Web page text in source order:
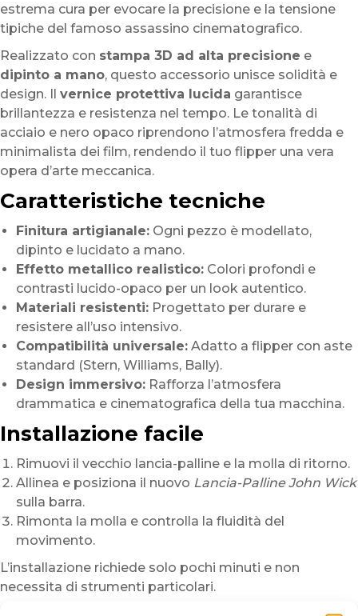
estrema cura per evocare la precisione e la tensione
tipiche del famoso assassino cinematografico.
Realizzato con stampa 3D ad alta precisione e
dipinto a mano, questo accessorio unisce solidità e
design. Il vernice protettiva lucida garantisce
brillantezza e resistenza nel tempo. Le tonalità di
acciaio e nero opaco riprendono l’atmosfera fredda e
minimalista dei film, rendendo il tuo flipper una vera
opera d’arte meccanica.
Caratteristiche tecniche
Finitura artigianale: Ogni pezzo è modellato,
dipinto e lucidato a mano.
Effetto metallico realistico: Colori profondi e
contrasti lucido-opaco per un look autentico.
Materiali resistenti: Progettato per durare e
resistere all’uso intensivo.
Compatibilità universale: Adatto a flipper con aste
standard (Stern, Williams, Bally).
Design immersivo: Rafforza l’atmosfera
drammatica e cinematografica della tua macchina.
Installazione facile
Rimuovi il vecchio lancia-palline e la molla di ritorno.
Allinea e posiziona il nuovo Lancia-Palline John Wick
sulla barra.
Rimonta la molla e controlla la fluidità del
movimento.
L’installazione richiede solo pochi minuti e non
necessita di strumenti particolari.